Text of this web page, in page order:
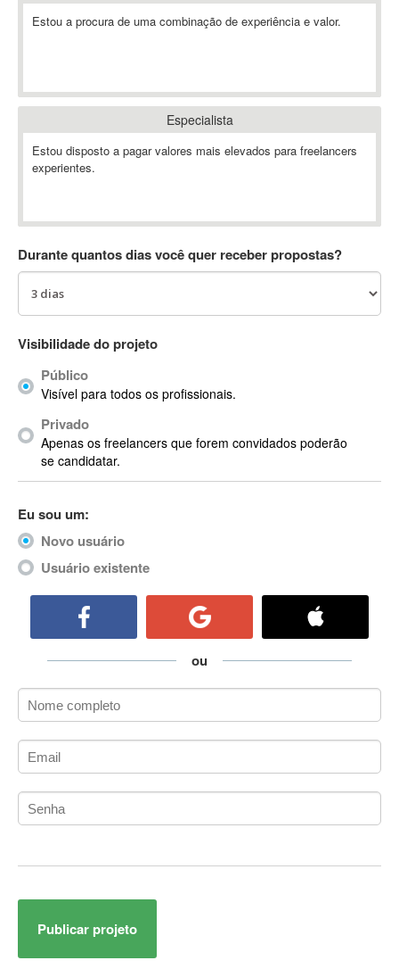
ABBYY FineReader
Ableton Live
Abstract
Abstract Window Toolkit (AWT)
AC Drives
ACARS
AccountMate
Acrobat
Acrobat X
Acronis
ACT
ActionScript
ActionScript 3
Active Directory
ActiveX Data Objects (ADO)
ADK
Administração Acadêmica
Administração de Artistas e Repertórios
Administração de Banco de Dados
Administração de Redes
Administrador de Sistemas
Adobe After Effects
Adobe AIR
Estou a procura de uma combinação de experiência e valor.
Especialista
Estou disposto a pagar valores mais elevados para freelancers
experientes.
Durante quantos dias você quer receber propostas?
Visibilidade do projeto
Público
Visível para todos os profissionais.
Privado
Apenas os freelancers que forem convidados poderão
se candidatar.
Eu sou um:
Novo usuário
Usuário existente
ou
Publicar projeto